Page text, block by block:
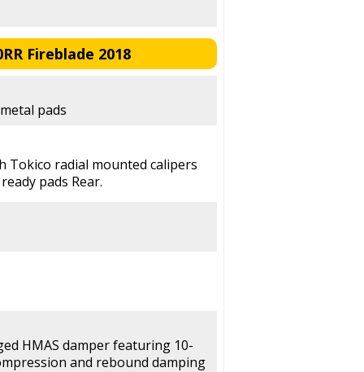
Fireblade 2018
pads
Tokico radial mounted calipers
pads Rear.
HMAS damper featuring 10-
and rebound damping